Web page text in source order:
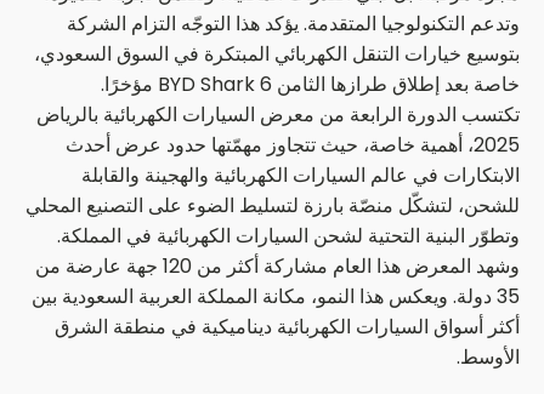
وتدعم التكنولوجيا المتقدمة. يؤكد هذا التوجّه التزام الشركة
بتوسيع خيارات التنقل الكهربائي المبتكرة في السوق السعودي،
خاصة بعد إطلاق طرازها الثامن BYD Shark 6 مؤخرًا.
تكتسب الدورة الرابعة من معرض السيارات الكهربائية بالرياض
2025، أهمية خاصة، حيث تتجاوز مهمّتها حدود عرض أحدث
الابتكارات في عالم السيارات الكهربائية والهجينة والقابلة
للشحن، لتشكّل منصّة بارزة لتسليط الضوء على التصنيع المحلي
وتطوّر البنية التحتية لشحن السيارات الكهربائية في المملكة.
وشهد المعرض هذا العام مشاركة أكثر من 120 جهة عارضة من
35 دولة. ويعكس هذا النمو، مكانة المملكة العربية السعودية بين
أكثر أسواق السيارات الكهربائية ديناميكية في منطقة الشرق
الأوسط.